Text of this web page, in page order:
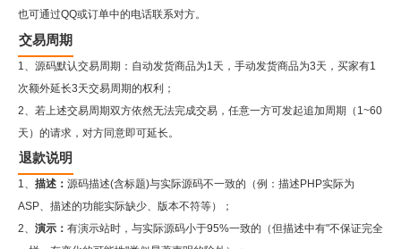
也可通过QQ或订单中的电话联系对方。
交易周期
1、源码默认交易周期：自动发货商品为1天，手动发货商品为3天，买家有1
次额外延长3天交易周期的权利；
2、若上述交易周期双方依然无法完成交易，任意一方可发起追加周期（1~60
天）的请求，对方同意即可延长。
退款说明
1、 描述： 源码描述(含标题)与实际源码不一致的（例：描述PHP实际为
ASP、描述的功能实际缺少、版本不符等）；
2、 演示： 有演示站时，与实际源码小于95%一致的（但描述中有"不保证完全